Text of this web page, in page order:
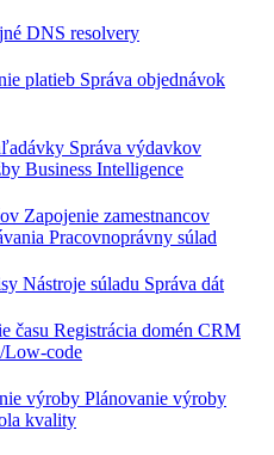
DNS resolvery
platieb Správa objednávok
Správa výdavkov
Business Intelligence
Zapojenie zamestnancov
Pracovnoprávny súlad
Nástroje súladu Správa dát
času Registrácia domén CRM
Low-code
výroby Plánovanie výroby
kvality